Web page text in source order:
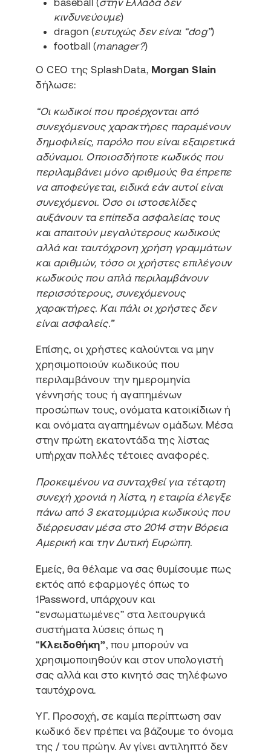
baseball (στην Ελλάδα δεν
κινδυνεύουμε)
dragon (ευτυχώς δεν είναι “dog”)
football (manager?)
Ο CEO της SplashData, Morgan Slain
δήλωσε:
“Οι κωδικοί που προέρχονται από
συνεχόμενους χαρακτήρες παραμένουν
δημοφιλείς, παρόλο που είναι εξαιρετικά
αδύναμοι. Οποιοσδήποτε κωδικός που
περιλαμβάνει μόνο αριθμούς θα έπρεπε
να αποφεύγεται, ειδικά εάν αυτοί είναι
συνεχόμενοι. Όσο οι ιστοσελίδες
αυξάνουν τα επίπεδα ασφαλείας τους
και απαιτούν μεγαλύτερους κωδικούς
αλλά και ταυτόχρονη χρήση γραμμάτων
και αριθμών, τόσο οι χρήστες επιλέγουν
κωδικούς που απλά περιλαμβάνουν
περισσότερους, συνεχόμενους
χαρακτήρες. Και πάλι οι χρήστες δεν
είναι ασφαλείς.”
Επίσης, οι χρήστες καλούνται να μην
χρησιμοποιούν κωδικούς που
περιλαμβάνουν την ημερομηνία
γέννησής τους ή αγαπημένων
προσώπων τους, ονόματα κατοικίδιων ή
και ονόματα αγαπημένων ομάδων. Μέσα
στην πρώτη εκατοντάδα της λίστας
υπήρχαν πολλές τέτοιες αναφορές.
Προκειμένου να συνταχθεί για τέταρτη
συνεχή χρονιά η λίστα, η εταιρία έλεγξε
πάνω από 3 εκατομμύρια κωδικούς που
διέρρευσαν μέσα στο 2014 στην Βόρεια
Αμερική και την Δυτική Ευρώπη.
Εμείς, θα θέλαμε να σας θυμίσουμε πως
εκτός από εφαρμογές όπως το
1Password, υπάρχουν και
“ενσωματωμένες” στα λειτουργικά
συστήματα λύσεις όπως η
“Κλειδοθήκη”, που μπορούν να
χρησιμοποιηθούν και στον υπολογιστή
σας αλλά και στο κινητό σας τηλέφωνο
ταυτόχρονα.
ΥΓ. Προσοχή, σε καμία περίπτωση σαν
κωδικό δεν πρέπει να βάζουμε το όνομα
της / του πρώην. Αν γίνει αντιληπτό δεν